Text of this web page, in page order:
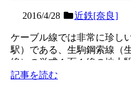
2016/4/28 近鉄[奈良]
ケーブル線では非常に珍し
駅）である、生駒鋼索線（
線）の単式１面１線の地上
ある現世利益が叶う寺と...
記事を読む